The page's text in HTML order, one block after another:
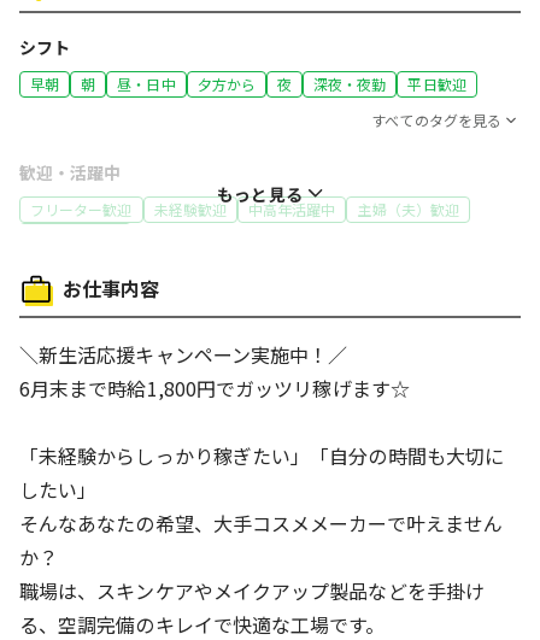
シフト
早朝 朝 昼・日中 夕方から 夜 深夜・夜勤
平日歓迎
すべてのタグを見る
歓迎・活躍中
フリーター歓迎 未経験歓迎 中高年活躍中
主婦（夫）歓迎
特徴
高収入・高時給 履歴書不要 大量募集
働き方
友達と応募OK 髪型・髪色自由 制服あり
車通勤OK
給与
交通費支給 前払い制度あり
待遇・福利厚生
住み込み・寮付きバイト 労災完備
社会保険制度あり
社員割引(社割)あり
もっと見る
お仕事内容
＼新生活応援キャンペーン実施中！／
6月末まで時給1,800円でガッツリ稼げます☆
「未経験からしっかり稼ぎたい」「自分の時間も大切に
したい」
そんなあなたの希望、大手コスメメーカーで叶えません
か？
職場は、スキンケアやメイクアップ製品などを手掛け
る、空調完備のキレイで快適な工場です。